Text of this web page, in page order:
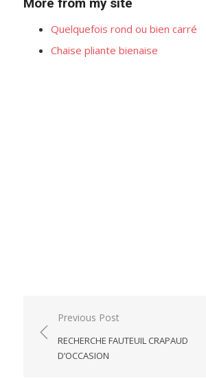
More from my site
Quelquefois rond ou bien carré
Chaise pliante bienaise
Post
navigation
Previous Post
RECHERCHE FAUTEUIL CRAPAUD
D’OCCASION